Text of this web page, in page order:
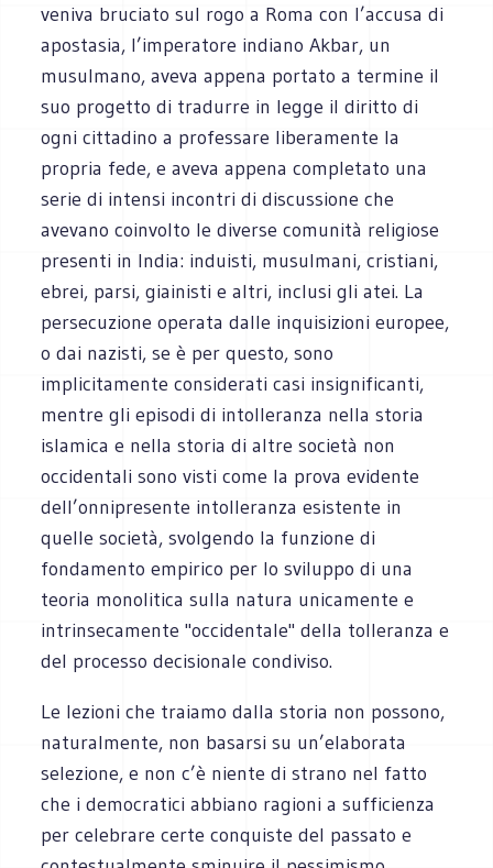
veniva bruciato sul rogo a Roma con l’accusa di
apostasia, l’imperatore indiano Akbar, un
musulmano, aveva appena portato a termine il
suo progetto di tradurre in legge il diritto di
ogni cittadino a professare liberamente la
propria fede, e aveva appena completato una
serie di intensi incontri di discussione che
avevano coinvolto le diverse comunità religiose
presenti in India: induisti, musulmani, cristiani,
ebrei, parsi, giainisti e altri, inclusi gli atei. La
persecuzione operata dalle inquisizioni europee,
o dai nazisti, se è per questo, sono
implicitamente considerati casi insignificanti,
mentre gli episodi di intolleranza nella storia
islamica e nella storia di altre società non
occidentali sono visti come la prova evidente
dell’onnipresente intolleranza esistente in
quelle società, svolgendo la funzione di
fondamento empirico per lo sviluppo di una
teoria monolitica sulla natura unicamente e
intrinsecamente "occidentale" della tolleranza e
del processo decisionale condiviso.
Le lezioni che traiamo dalla storia non possono,
naturalmente, non basarsi su un’elaborata
selezione, e non c’è niente di strano nel fatto
che i democratici abbiano ragioni a sufficienza
per celebrare certe conquiste del passato e